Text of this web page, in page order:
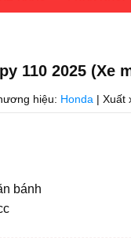
110 2025 (Xe
hiệu: Honda | Xuất
bánh